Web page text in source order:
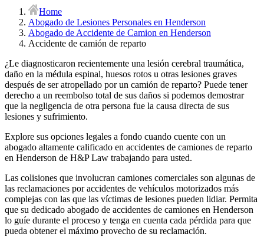
Home
Abogado de Lesiones Personales en Henderson
Abogado de Accidente de Camion en Henderson
Accidente de camión de reparto
¿Le diagnosticaron recientemente una lesión cerebral traumática,
daño en la médula espinal, huesos rotos u otras lesiones graves
después de ser atropellado por un camión de reparto? Puede tener
derecho a un reembolso total de sus daños si podemos demostrar
que la negligencia de otra persona fue la causa directa de sus
lesiones y sufrimiento.
Explore sus opciones legales a fondo cuando cuente con un
abogado altamente calificado en accidentes de camiones de reparto
en Henderson de H&P Law trabajando para usted.
Las colisiones que involucran camiones comerciales son algunas de
las reclamaciones por accidentes de vehículos motorizados más
complejas con las que las víctimas de lesiones pueden lidiar. Permita
que su dedicado abogado de accidentes de camiones en Henderson
lo guíe durante el proceso y tenga en cuenta cada pérdida para que
pueda obtener el máximo provecho de su reclamación.